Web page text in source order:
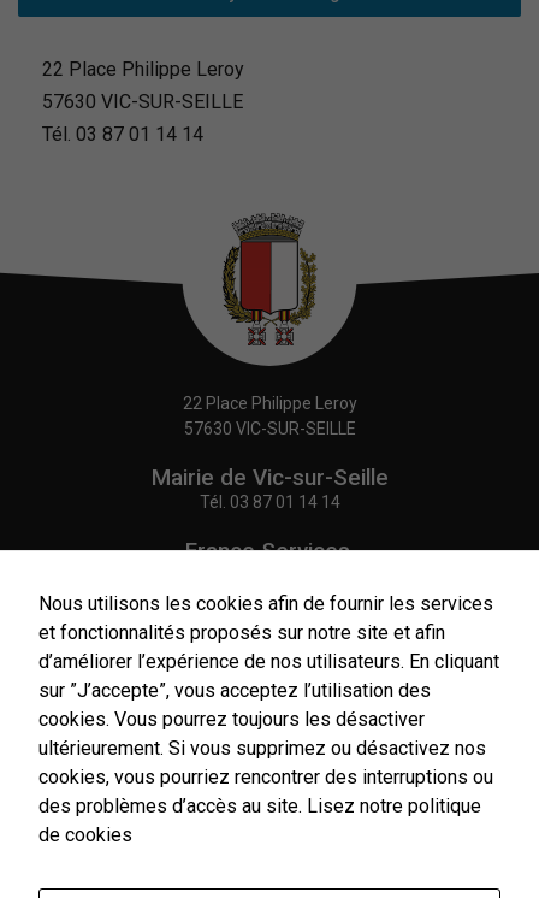
22 Place Philippe Leroy
57630 VIC-SUR-SEILLE
Tél. 03 87 01 14 14
22 Place Philippe Leroy
57630 VIC-SUR-SEILLE
Mairie de Vic-sur-Seille
Tél. 03 87 01 14 14
France Services,
Tél.03 87 86 41 48
NOUS CONTACTER
Horaires
d'ouverture
Nous utilisons les cookies afin de fournir les services
et fonctionnalités proposés sur notre site et afin
d’améliorer l’expérience de nos utilisateurs. En cliquant
sur ”J’accepte”, vous acceptez l’utilisation des
cookies. Vous pourrez toujours les désactiver
ultérieurement. Si vous supprimez ou désactivez nos
cookies, vous pourriez rencontrer des interruptions ou
des problèmes d’accès au site. Lisez notre politique
de cookies
Nécessaires
sont utiles au
bon
de notre site
Statistiques
Afin de vous
proposer des
évolutions et
d'établir des
statistiques,
nous utilisons
des cookies.